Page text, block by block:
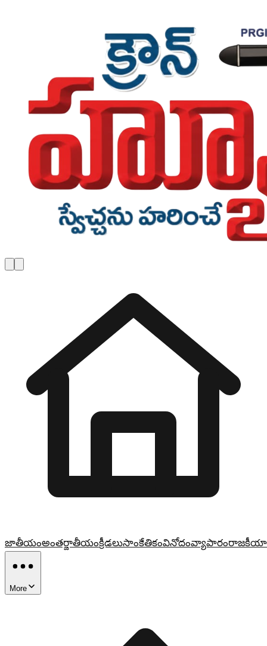
జాతీయంఅంతర్జాతీయంక్రీడలుసాంకేతికంవినోదంవ్యాపారం
More